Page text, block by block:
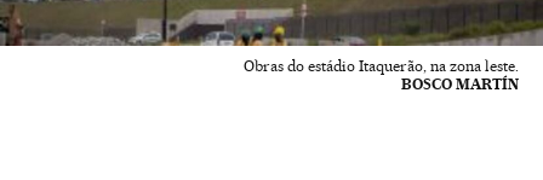
Obras do estádio Itaquerão, na zona leste.
BOSCO MARTÍN